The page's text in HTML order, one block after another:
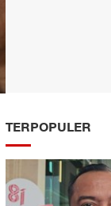
TERPOPULER